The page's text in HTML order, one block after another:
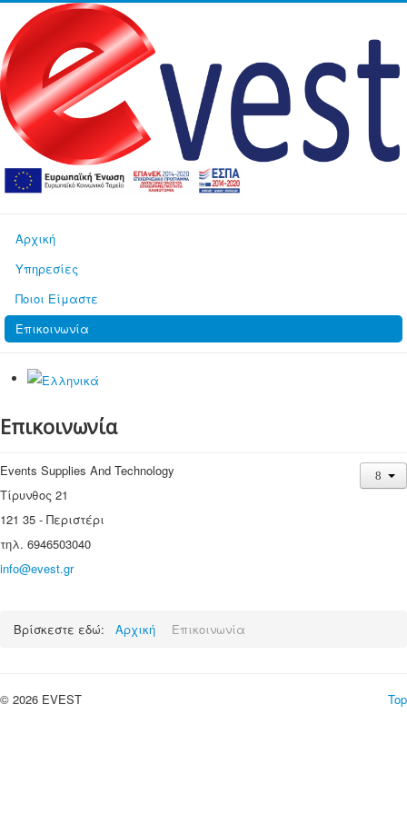
Αρχική
Υπηρεσίες
Ποιοι Είμαστε
Επικοινωνία
Επικοινωνία
Events Supplies And Technology
Τίρυνθος 21
121 35 - Περιστέρι
τηλ. 6946503040
info@evest.gr
Βρίσκεστε εδώ: Αρχική Επικοινωνία
Top
© 2026 EVEST